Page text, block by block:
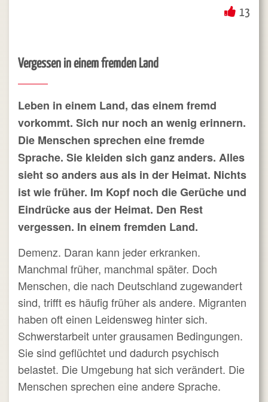
13
Vergessen in einem fremden Land
Leben in einem Land, das einem fremd
vorkommt. Sich nur noch an wenig erinnern.
Die Menschen sprechen eine fremde
Sprache. Sie kleiden sich ganz anders. Alles
sieht so anders aus als in der Heimat. Nichts
ist wie früher. Im Kopf noch die Gerüche und
Eindrücke aus der Heimat. Den Rest
vergessen. In einem fremden Land.
Demenz. Daran kann jeder erkranken.
Manchmal früher, manchmal später. Doch
Menschen, die nach Deutschland zugewandert
sind, trifft es häufig früher als andere. Migranten
haben oft einen Leidensweg hinter sich.
Schwerstarbeit unter grausamen Bedingungen.
Sie sind geflüchtet und dadurch psychisch
belastet. Die Umgebung hat sich verändert. Die
Menschen sprechen eine andere Sprache.